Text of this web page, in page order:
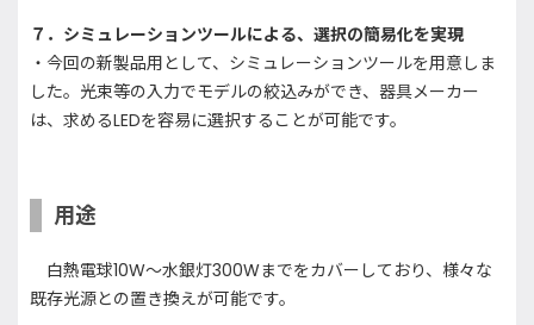
７．シミュレーションツールによる、選択の簡易化を実現
・今回の新製品用として、シミュレーションツールを用意しま
した。光束等の入力でモデルの絞込みができ、器具メーカー
は、求めるLEDを容易に選択することが可能です。
用途
白熱電球10W～水銀灯300Wまでをカバーしており、様々な
既存光源との置き換えが可能です。